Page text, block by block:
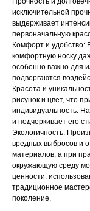
исключительной
выдерживает
первоначальную
Комфорт и удобство:
комфортную носку
особенно важно для
подвергаются
Красота и
рисунок и цвет, что
индивидуальность.
и подчеркивает его
Экологичность:
вредных выбросов и
материалов, а при
окружающую среду
ценности:
традиционное
поколение.